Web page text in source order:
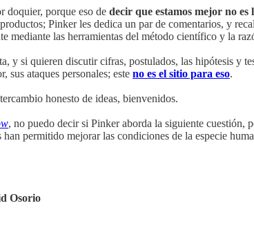
doquier, porque eso de decir que estamos mejor no
Pinker les dedica un par de comentarios, y
mediante las herramientas del método científico y la
y si quieren discutir cifras, postulados, las hipótesis y
sus ataques personales; este no es el sitio para eso.
honesto de ideas, bienvenidos.
, no puedo decir si Pinker aborda la siguiente cuestión,
permitido mejorar las condiciones de la especie
Osorio